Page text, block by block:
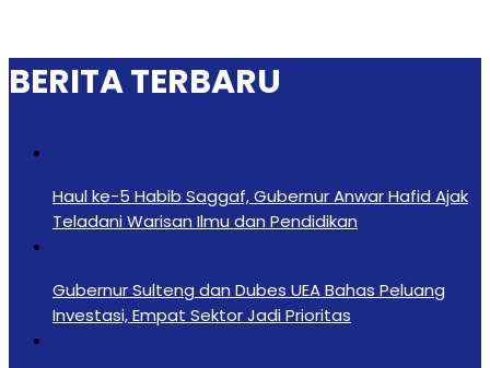
BERITA TERBARU
Haul ke-5 Habib Saggaf, Gubernur Anwar Hafid Ajak
Teladani Warisan Ilmu dan Pendidikan
Gubernur Sulteng dan Dubes UEA Bahas Peluang
Investasi, Empat Sektor Jadi Prioritas